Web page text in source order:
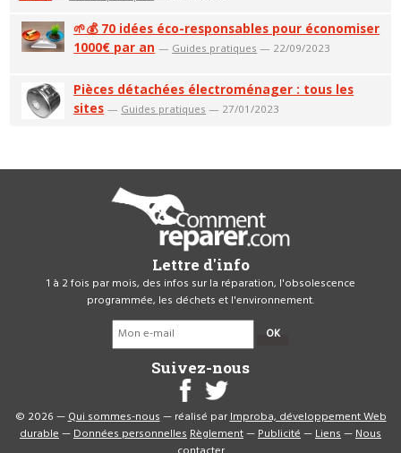
🌱💰 70 idées éco-responsables pour économiser
1000€ par an — Guides pratiques — 22/09/2023
Pièces détachées électroménager : tous les
sites — Guides pratiques — 27/01/2023
Lettre d'info
1 à 2 fois par mois, des infos sur la réparation, l'obsolescence
programmée, les déchets et l'environnement.
OK
Suivez-nous
© 2026 —Qui sommes-nous— réalisé parImproba, développement Web
durable—Données personnellesRèglement—Publicité—Liens—Nous